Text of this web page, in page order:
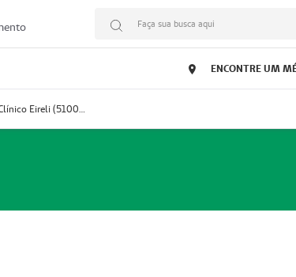
Faça sua busca aqui
ENCONTRE UM
Prestador Mosaicum Espaço Clínico Eireli (51004355-5)